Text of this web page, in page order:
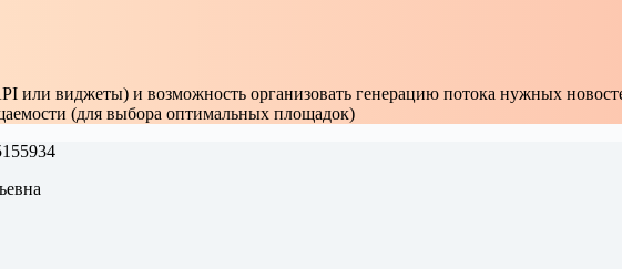
или виджеты) и возможность организовать генерацию потока нужных
(для выбора оптимальных площадок)